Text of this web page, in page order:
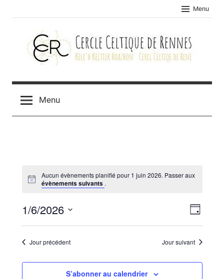
Menu
Cercle
celtique
Menu
Aucun évènements planifié pour 1 juin 2026. Passer aux
évènements suivants .
par
de
vues
Jour
1/6/2026
Sélectionnez
uneJour précédent Jour suivant
S’abonner au calendrier